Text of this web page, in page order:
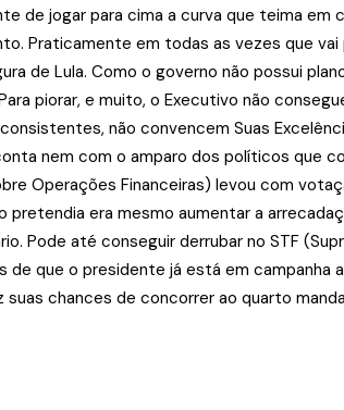
de jogar para cima a curva que teima
Praticamente em todas as vezes que
de Lula. Como o governo não possui
piorar, e muito, o Executivo não
não convencem Suas
nem com o amparo dos políticos que
Operações Financeiras) levou com
pretendia era mesmo aumentar a
Pode até conseguir derrubar no STF
de que o presidente já está em
chances de concorrer ao quarto